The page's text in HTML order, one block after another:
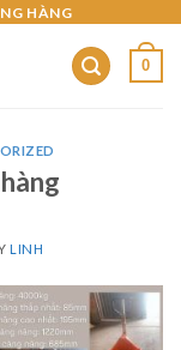
HÀNG
0
LINH